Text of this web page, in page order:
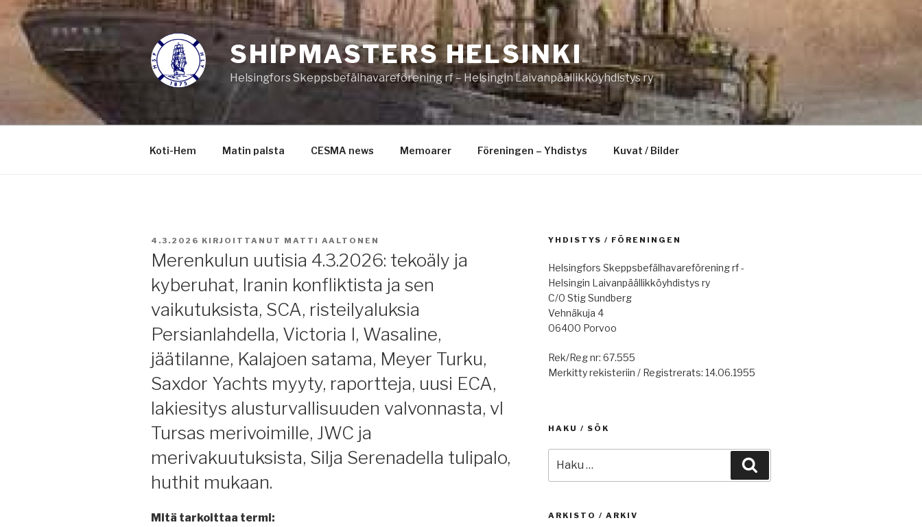
Siirry
sisältöön
SHIPMASTERS HELSINKI
Helsingfors Skeppsbefälhavareförening rf – Helsingin Laivanpäällikköyhdistys ry
Koti-Hem Matin palsta CESMA news Memoarer Föreningen – Yhdistys Kuvat / Bilder
JULKAISTU
4.3.2026 KIRJOITTANUT MATTI AALTONEN
Merenkulun uutisia 4.3.2026: tekoäly ja
kyberuhat, Iranin konfliktista ja sen
vaikutuksista, SCA, risteilyaluksia
Persianlahdella, Victoria I, Wasaline,
jäätilanne, Kalajoen satama, Meyer Turku,
Saxdor Yachts myyty, raportteja, uusi ECA,
lakiesitys alusturvallisuuden valvonnasta, vl
Tursas merivoimille, JWC ja
merivakuutuksista, Silja Serenadella tulipalo,
huthit mukaan.
Mitä tarkoittaa termi:
YHDISTYS / FÖRENINGEN
Helsingfors Skeppsbefälhavareförening rf -
Helsingin Laivanpäällikköyhdistys ry
C/0 Stig Sundberg
Vehnäkuja 4
06400 Porvoo
Rek/Reg nr: 67.555
Merkitty rekisteriin / Registrerats: 14.06.1955
HAKU / SÖK
ARKISTO / ARKIV